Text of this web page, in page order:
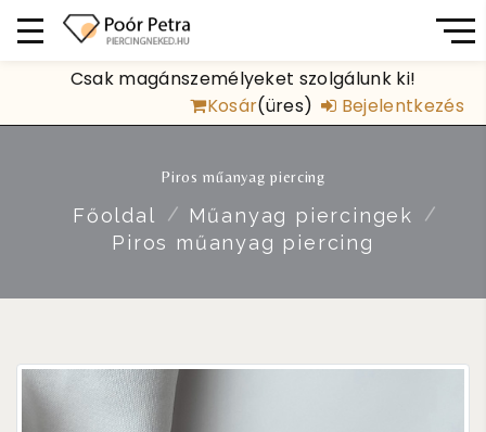
Csak magánszemélyeket szolgálunk ki!
Kosár(üres) Bejelentkezés
Piros műanyag piercing
Főoldal
Műanyag piercingek
Piros műanyag piercing